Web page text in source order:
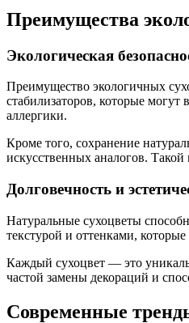
Преимущества
Экологическая
Преимущество экологичных
стабилизаторов, которые
аллергики.
Кроме того, сохранение
искусственных аналогов. Такой
Долговечность и
Натуральные сухоцветы
текстурой и оттенками,
Каждый сухоцвет — это
частой замены декораций и
Современные